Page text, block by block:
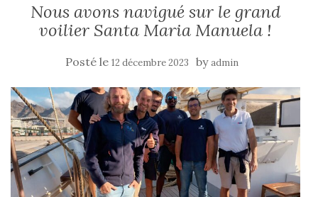
Nous avons navigué sur le grand
voilier Santa Maria Manuela !
Posté le 12 décembre 2023 byadmin